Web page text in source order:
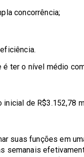
concorrência;
ter o nível médio
inicial de R$3.152,78
suas funções em
semanais